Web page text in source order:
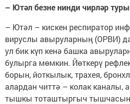
– Ютәл безне нинди чирләр
– Ютәл – кискен респиратор
вируслы авыруларның (ОРВИ)
ул бик күп кенә башка
булырга мөмкин. Йөткерү
борын, йоткылык, трахея,
алардан читтә – колак каналы,
тышкы тоташтыргыч